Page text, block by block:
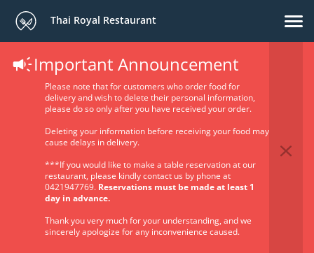
Thai Royal Restaurant
Important Announcement
Please note that for customers who order food for
delivery and wish to delete their personal information,
please do so only after you have received your order.
Deleting your information before receiving your food may
cause delays in delivery.
***If you would like to make a table reservation at our
restaurant, please kindly contact us by phone at
0421947769. Reservations must be made at least 1
day in advance.
Thank you very much for your understanding, and we
sincerely apologize for any inconvenience caused.